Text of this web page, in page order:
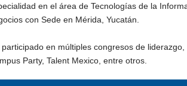
en el área de Tecnologías de la
con Sede en Mérida, Yucatán.
participado en múltiples congresos de
Party, Talent Mexico, entre otros.